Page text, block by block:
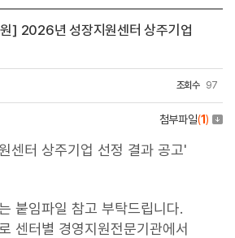
] 2026년 성장지원센터 상주기업
조회수 97
첨부파일(1)
붙임파일 참고 부탁드립니다.
센터별 경영지원전문기관에서